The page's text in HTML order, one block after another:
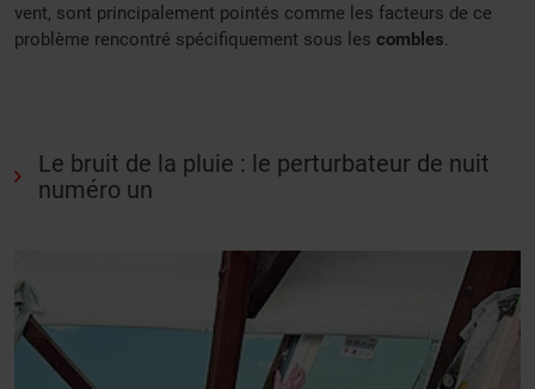
vent, sont principalement pointés comme les facteurs de ce
problème rencontré spécifiquement sous les combles.
Le bruit de la pluie : le perturbateur de nuit
numéro un